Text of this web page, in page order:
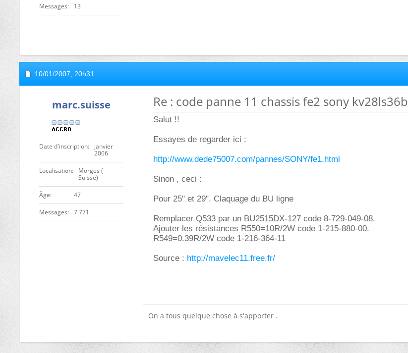
Messages 13
10/01/2007, 20h31
marc.suisse
Date d'inscription
janvier
2006
Localisation
Morges (
Suisse)
ge 47
Messages 7 771
Re : code panne 11 chassis fe2 sony kv28ls36b
Salut !!
Essayes de regarder ici :
http://www.dede75007.com/pannes/SONY/fe1.html
Sinon , ceci :
Pour 25" et 29". Claquage du BU ligne
Remplacer Q533 par un BU2515DX-127 code 8-729-049-08.
Ajouter les résistances R550=10R/2W code 1-215-880-00.
R549=0.39R/2W code 1-216-364-11
Source : http://mavelec11.free.fr/
On a tous quelque chose à s'apporter .